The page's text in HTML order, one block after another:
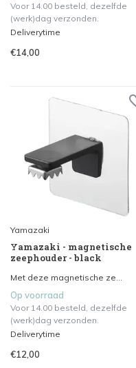
Voor 14.00 besteld, dezelfde
(werk)dag verzonden.
Deliverytime
€14,00
Yamazaki
Yamazaki - magnetische
zeephouder - black
Met deze magnetische ze...
Op voorraad
Voor 14.00 besteld, dezelfde
(werk)dag verzonden.
Deliverytime
€12,00